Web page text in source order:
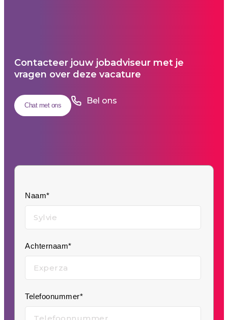
Contacteer jouw jobadviseur met je
vragen over deze vacature
Chat met ons Bel ons
Naam*
Achternaam*
Telefoonummer*